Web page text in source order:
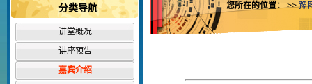
分类导航
讲堂概况
讲座预告
嘉宾介绍
您所在的位置：>>豫